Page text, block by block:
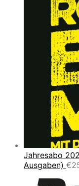
Jahresabo
Ausgaben) €